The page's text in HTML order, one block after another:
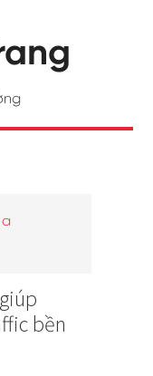
bền